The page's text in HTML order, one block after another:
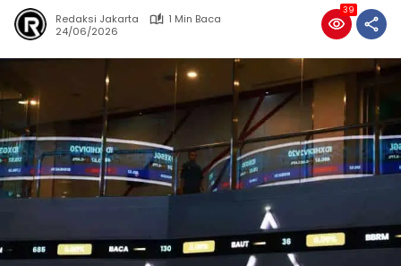
Redaksi Jakarta
1 Min Baca
24/06/2026
39